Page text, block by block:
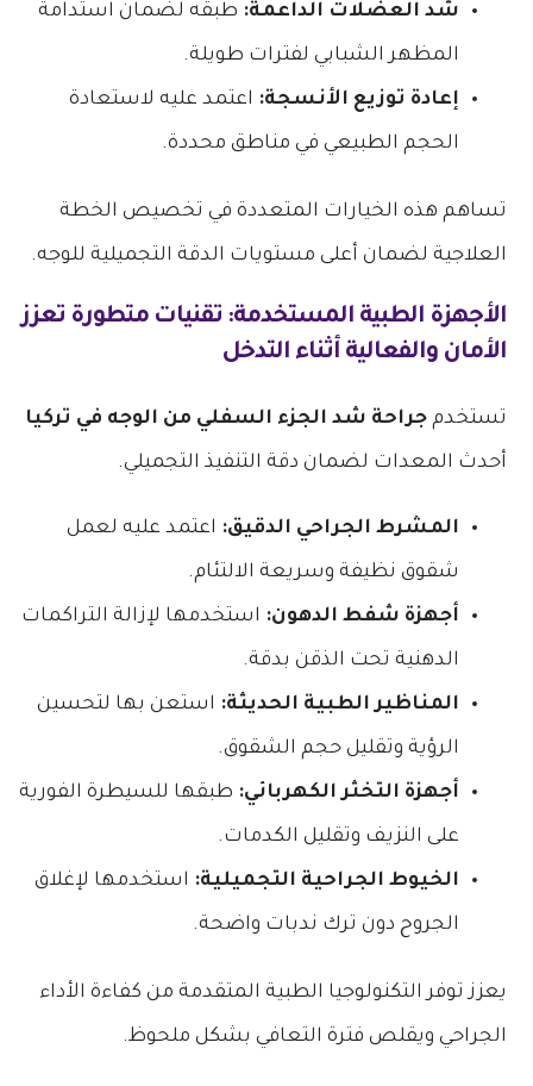
شد العضلات الداعمة: طبقه لضمان استدامة
المظهر الشبابي لفترات طويلة.
إعادة توزيع الأنسجة: اعتمد عليه لاستعادة
الحجم الطبيعي في مناطق محددة.
تساهم هذه الخيارات المتعددة في تخصيص الخطة
العلاجية لضمان أعلى مستويات الدقة التجميلية للوجه.
الأجهزة الطبية المستخدمة: تقنيات متطورة تعزز
الأمان والفعالية أثناء التدخل
تستخدمجراحة شد الجزء السفلي من الوجه في تركيا
أحدث المعدات لضمان دقة التنفيذ التجميلي.
المشرط الجراحي الدقيق: اعتمد عليه لعمل
شقوق نظيفة وسريعة الالتئام.
أجهزة شفط الدهون: استخدمها لإزالة التراكمات
الدهنية تحت الذقن بدقة.
المناظير الطبية الحديثة: استعن بها لتحسين
الرؤية وتقليل حجم الشقوق.
أجهزة التخثر الكهربائي: طبقها للسيطرة الفورية
على النزيف وتقليل الكدمات.
الخيوط الجراحية التجميلية: استخدمها لإغلاق
الجروح دون ترك ندبات واضحة.
يعزز توفر التكنولوجيا الطبية المتقدمة من كفاءة الأداء
الجراحي ويقلص فترة التعافي بشكل ملحوظ.